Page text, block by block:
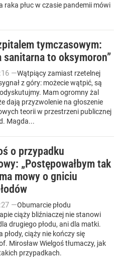
raka płuc w czasie pandemii mówi
tymczasowym:
sanitarna to oksymoron”
—Wątpiący zamiast rzetelnej
z góry: możecie wątpić, są
Mam ogromny żal
dają przyzwolenie na głoszenie
teorii w przestrzeni publicznej
Magda...
o przypadku
„Postępowałbym tak
mowy o gniciu
—Obumarcie płodu
ciąży bliźniaczej nie stanowi
drugiego płodu, ani dla matki.
płody, ciąży nie kończy się
Mirosław Wielgoś tłumaczy, jak
przypadkach.